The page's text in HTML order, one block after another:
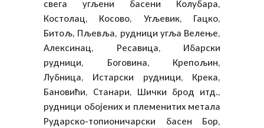
свега угљени басени Колубара,
Костолац, Косово, Угљевик, Гацко,
Битољ, Пљевља, рудници угља Велење,
Алексинац, Ресавица, Ибарски
рудници, Боговина, Крепољин,
Лубница, Истарски рудници, Крека,
Бановићи, Станари, Шички брод итд.,
рудници обојених и племенитих метала
Рударско-топионичарски басен Бор,